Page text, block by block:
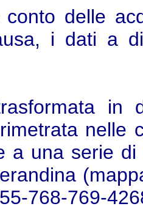
conto delle
i dati a
in
nelle
a una serie
768-769-